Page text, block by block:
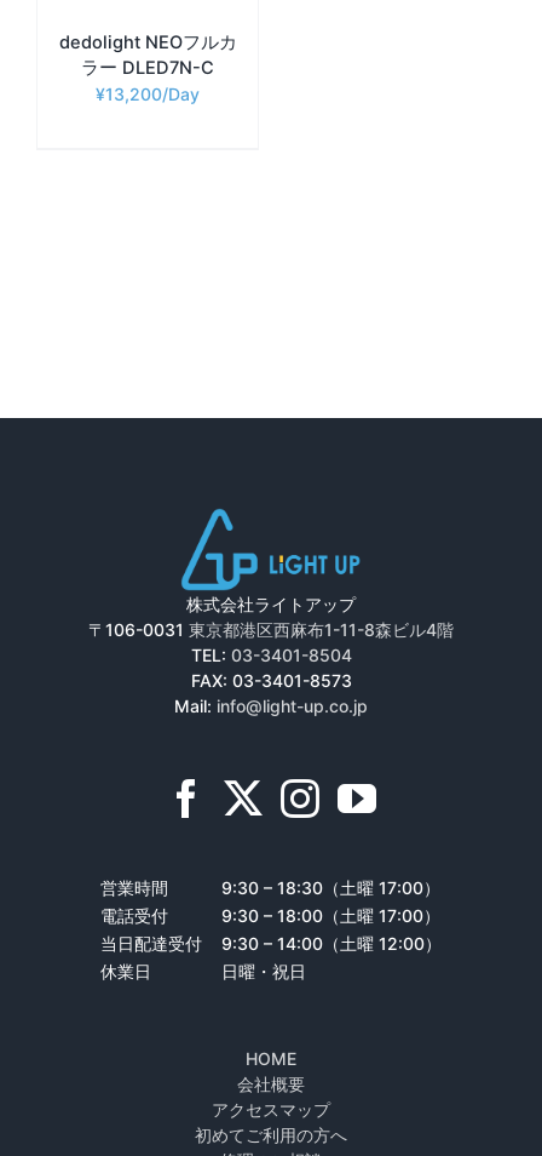
dedolight NEOフルカ
ラー DLED7N-C
¥13,200
株式会社ライトアップ
〒106-0031 東京都港区西麻布1-11-8森ビル4階
TEL: 03-3401-8504
FAX: 03-3401-8573
Mail: info@light-up.co.jp
営業時間
9:30 – 18:30（土曜 17:00）
電話受付
9:30 – 18:00（土曜 17:00）
当日配達受付
9:30 – 14:00（土曜 12:00）
休業日
日曜・祝日
HOME
会社概要
アクセスマップ
初めてご利用の方へ